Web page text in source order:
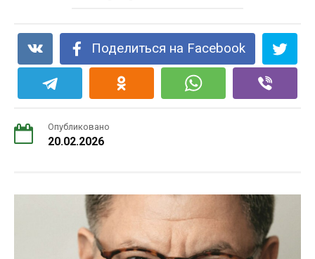
Поделиться на Facebook
Опубликовано
20.02.2026